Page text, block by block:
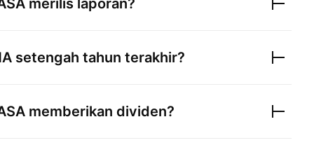
merilis laporan?
setengah tahun terakhir?
memberikan dividen?